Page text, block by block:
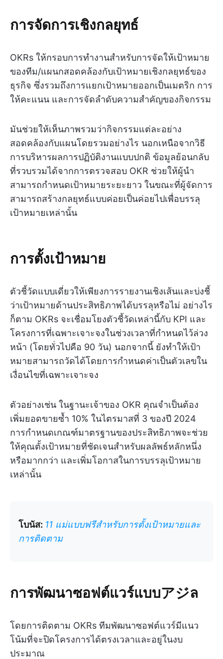
การจัดการเชิงกลยุทธ์
OKRs ให้กรอบการทำงานสำหรับการจัดให้เป้าหมาย
ของทีม/แผนกสอดคล้องกับเป้าหมายเชิงกลยุทธ์ของ
ธุรกิจ ซึ่งรวมถึงการแยกเป้าหมายออกเป็นเมตริก การ
ให้คะแนน และการจัดลำดับความสำคัญของกิจกรรม
มันช่วยให้เห็นภาพรวมว่ากิจกรรมแต่ละอย่าง
สอดคล้องกับแผนโดยรวมอย่างไร นอกเหนือจากวิธี
การบริหารผลการปฏิบัติงานแบบปกติ ข้อมูลย้อนกลับ
ที่รวบรวมได้จากการตรวจสอบ OKR ช่วยให้ผู้นำ
สามารถกำหนดเป้าหมายระยะยาว ในขณะที่ผู้จัดการ
สามารถสร้างกลยุทธ์แบบค่อยเป็นค่อยไปเพื่อบรรลุ
เป้าหมายเหล่านั้น
การตั้งเป้าหมาย
ตัวชี้วัดแบบเดี่ยวให้เพียงการรายงานเชิงเส้นและบ่งชี้
ว่าเป้าหมายด้านประสิทธิภาพได้บรรลุหรือไม่ อย่างไร
ก็ตาม OKRs จะเชื่อมโยงตัวชี้วัดเหล่านี้กับ KPI และ
โครงการที่เฉพาะเจาะจงในช่วงเวลาที่กำหนดไว้ล่วง
หน้า (โดยทั่วไปคือ 90 วัน) นอกจากนี้ ยังทำให้เป้า
หมายสามารถวัดได้โดยการกำหนดค่าเป็นตัวเลขใน
เงื่อนไขที่เฉพาะเจาะจง
ตัวอย่างเช่น ในฐานะเจ้าของ OKR คุณจำเป็นต้อง
เพิ่มยอดขายซ้ำ 10% ในไตรมาสที่ 3 ของปี 2024
การกำหนดเกณฑ์มาตรฐานของประสิทธิภาพจะช่วย
ให้คุณตั้งเป้าหมายที่ชัดเจนสำหรับผลลัพธ์หลักหนึ่ง
หรือมากกว่า และเพิ่มโอกาสในการบรรลุเป้าหมาย
เหล่านั้น
โบนัส: 11 แม่แบบฟรีสำหรับการตั้งเป้าหมายและ
การติดตาม
การพัฒนาซอฟต์แวร์แบบアジล
โดยการติดตาม OKRs ทีมพัฒนาซอฟต์แวร์มีแนว
โน้มที่จะปิดโครงการได้ตรงเวลาและอยู่ในงบ
ประมาณ